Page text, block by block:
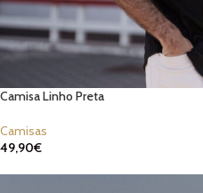
Camisa Linho Preta
Camisas
49,90€